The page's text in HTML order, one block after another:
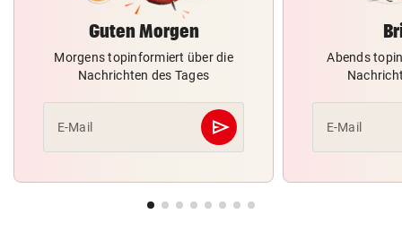
Guten Morgen
Morgens topinformiert über die
Nachrichten des Tages
E-Mail send
Abschicken
Abends
E-Mail